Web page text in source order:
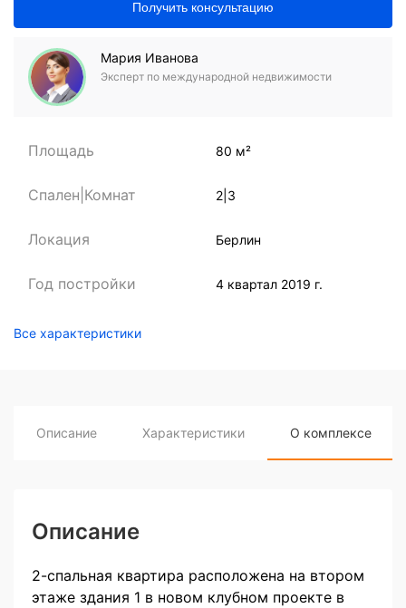
Получить консультацию
Мария Иванова
Эксперт по международной недвижимости
Площадь 80 м²
Спален|Комнат 2|3
Локация Берлин
Год постройки 4 квартал 2019 г.
Все характеристики
Описание Характеристики О комплексе
Описание
2-спальная квартира расположена на втором
этаже здания 1 в новом клубном проекте в